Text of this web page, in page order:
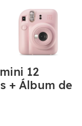
12
+ Álbum de